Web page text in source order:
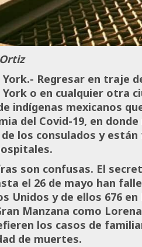
York.- Regresar en traje
York o en cualquier otra
indígenas mexicanos
del Covid-19, en
los consulados y
son confusas. El
el 26 de mayo han
Unidos y de ellos 676
Manzana como
los casos de
de muertes.